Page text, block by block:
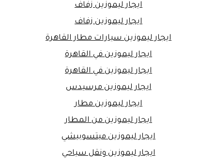
ايجار ليموزين زفاف
ايجار ليموزين زفاف
ايجار ليموزين سيارات مطار القاهرة
ايجار ليموزين في القاهرة
ايجار ليموزين في القاهرة
ايجار ليموزين مرسيدس
ايجار ليموزين مطار
ايجار ليموزين من المطار
ايجار ليموزين ميتسوبيشي
ايجار ليموزين ونقل سياحي